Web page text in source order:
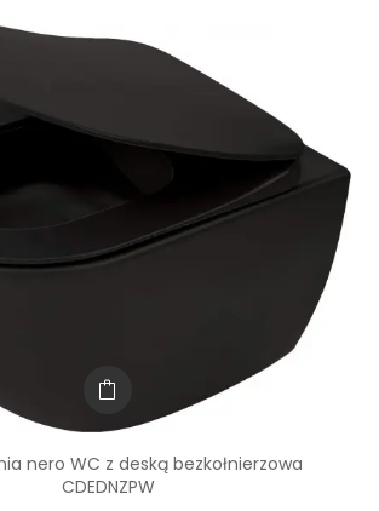
nero WC z deską bezkołnierzowa
CDEDNZPW